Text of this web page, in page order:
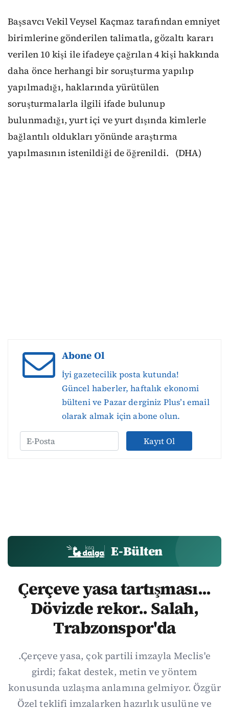
Başsavcı Vekil Veysel Kaçmaz tarafından emniyet
birimlerine gönderilen talimatla, gözaltı kararı
verilen 10 kişi ile ifadeye çağrılan 4 kişi hakkında
daha önce herhangi bir soruşturma yapılıp
yapılmadığı, haklarında yürütülen
soruşturmalarla ilgili ifade bulunup
bulunmadığı, yurt içi ve yurt dışında kimlerle
bağlantılı oldukları yönünde araştırma
yapılmasının istenildiği de öğrenildi. (DHA)
Abone Ol
İyi gazetecilik posta kutunda!
Güncel haberler, haftalık ekonomi
bülteni ve Pazar derginiz Plus’ı email
olarak almak için abone olun.
Kayıt Ol
E-Bülten
Çerçeve yasa tartışması...
Dövizde rekor.. Salah,
Trabzonspor'da
.Çerçeve yasa, çok partili imzayla Meclis'e
girdi; fakat destek, metin ve yöntem
konusunda uzlaşma anlamına gelmiyor. Özgür
Özel teklifi imzalarken hazırlık usulüne ve